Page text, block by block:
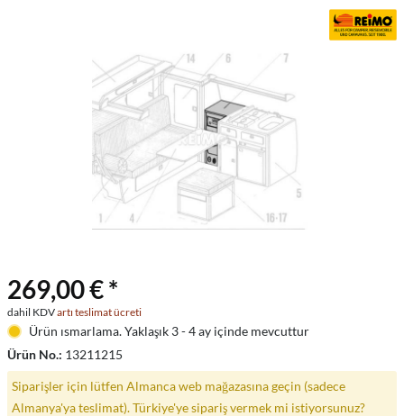
269,00 € *
dahil KDVartı teslimat ücreti
Ürün ısmarlama. Yaklaşık 3 - 4 ay içinde mevcuttur
Ürün No.: 13211215
Siparişler için lütfen Almanca web mağazasına geçin (sadece
Almanya'ya teslimat). Türkiye'ye sipariş vermek mi istiyorsunuz?